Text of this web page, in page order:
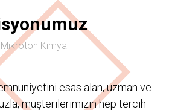
Mikroton Kimya
esas alan, uzman ve
müşterilerimizin hep tercih